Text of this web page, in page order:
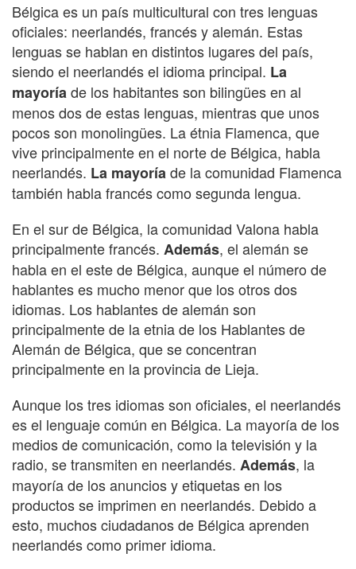
Bélgica es un país multicultural con tres lenguas
oficiales: neerlandés, francés y alemán. Estas
lenguas se hablan en distintos lugares del país,
siendo el neerlandés el idioma principal. La
mayoríade los habitantes son bilingües en al
menos dos de estas lenguas, mientras que unos
pocos son monolingües. La étnia Flamenca, que
vive principalmente en el norte de Bélgica, habla
neerlandés. La mayoríade la comunidad Flamenca
también habla francés como segunda lengua.
En el sur de Bélgica, la comunidad Valona habla
principalmente francés. Además, el alemán se
habla en el este de Bélgica, aunque el número de
hablantes es mucho menor que los otros dos
idiomas. Los hablantes de alemán son
principalmente de la etnia de los Hablantes de
Alemán de Bélgica, que se concentran
principalmente en la provincia de Lieja.
Aunque los tres idiomas son oficiales, el neerlandés
es el lenguaje común en Bélgica. La mayoría de los
medios de comunicación, como la televisión y la
radio, se transmiten en neerlandés. Además, la
mayoría de los anuncios y etiquetas en los
productos se imprimen en neerlandés. Debido a
esto, muchos ciudadanos de Bélgica aprenden
neerlandés como primer idioma.